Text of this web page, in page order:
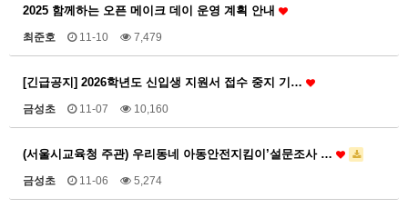
2025 함께하는 오픈 메이크 데이 운영 계획 안내
최준호 11-10 7,479
[긴급공지] 2026학년도 신입생 지원서 접수 중지 기…
금성초 11-07 10,160
(서울시교육청 주관) 우리동네 아동안전지킴이’설문조사 …
금성초 11-06 5,274